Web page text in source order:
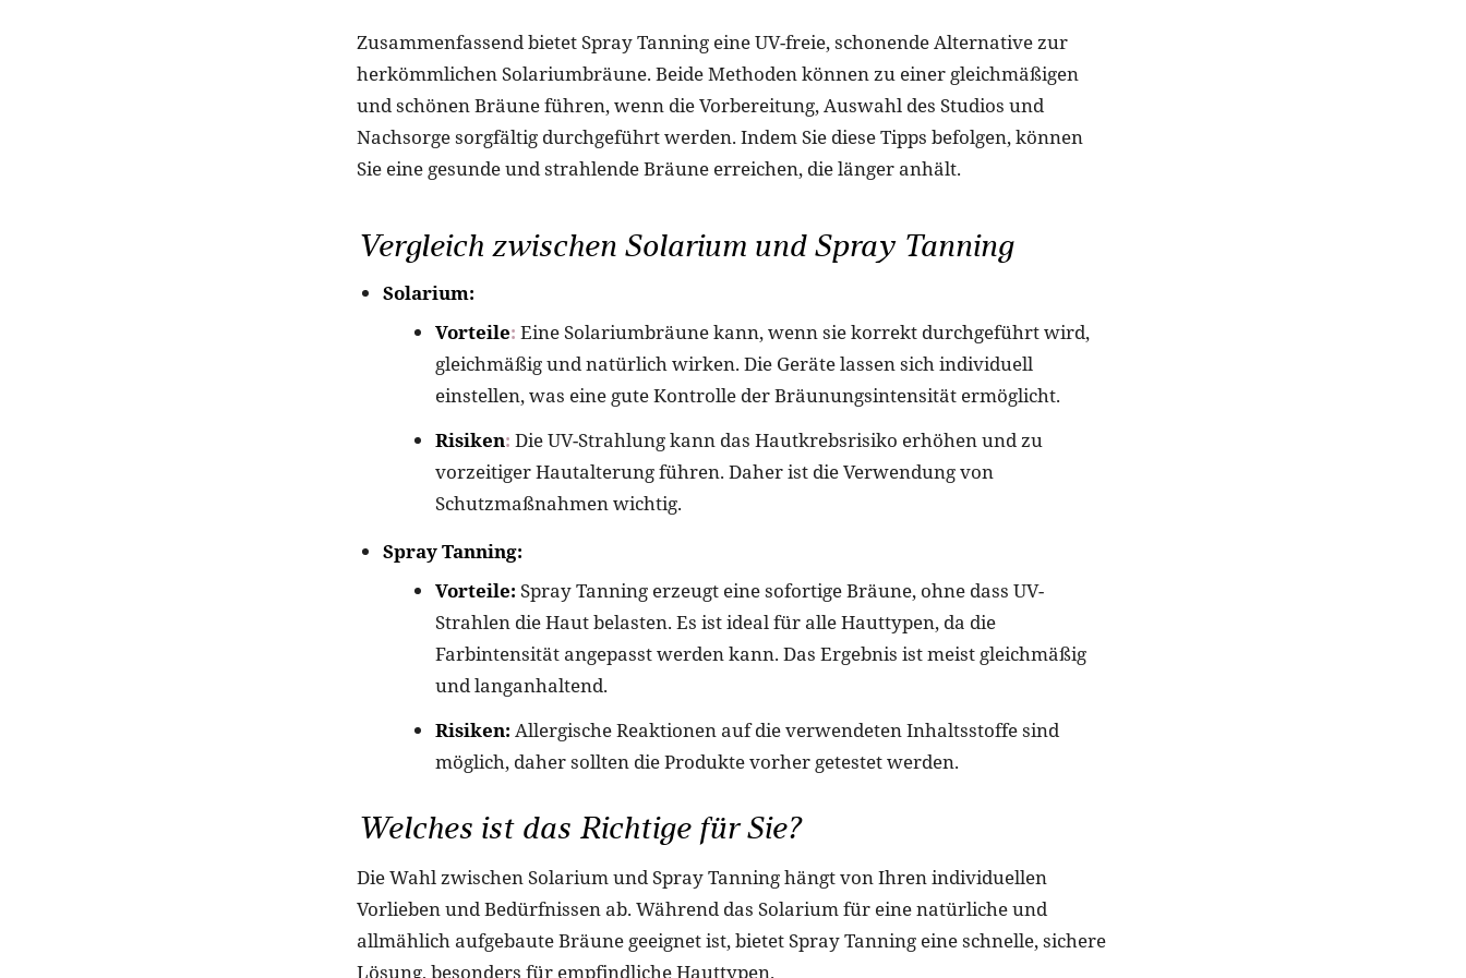
Zusammenfassend bietet Spray Tanning eine UV-freie, schonende Alternative zur
herkömmlichen Solariumbräune. Beide Methoden können zu einer gleichmäßigen
und schönen Bräune führen, wenn die Vorbereitung, Auswahl des Studios und
Nachsorge sorgfältig durchgeführt werden. Indem Sie diese Tipps befolgen, können
Sie eine gesunde und strahlende Bräune erreichen, die länger anhält.
Vergleich zwischen Solarium und Spray Tanning
Solarium:
Vorteile: Eine Solariumbräune kann, wenn sie korrekt durchgeführt wird,
gleichmäßig und natürlich wirken. Die Geräte lassen sich individuell
einstellen, was eine gute Kontrolle der Bräunungsintensität ermöglicht.
Risiken: Die UV-Strahlung kann das Hautkrebsrisiko erhöhen und zu
vorzeitiger Hautalterung führen. Daher ist die Verwendung von
Schutzmaßnahmen wichtig.
Spray Tanning:
Vorteile: Spray Tanning erzeugt eine sofortige Bräune, ohne dass UV-
Strahlen die Haut belasten. Es ist ideal für alle Hauttypen, da die
Farbintensität angepasst werden kann. Das Ergebnis ist meist gleichmäßig
und langanhaltend.
Risiken: Allergische Reaktionen auf die verwendeten Inhaltsstoffe sind
möglich, daher sollten die Produkte vorher getestet werden.
Welches ist das Richtige für Sie?
Die Wahl zwischen Solarium und Spray Tanning hängt von Ihren individuellen
Vorlieben und Bedürfnissen ab. Während das Solarium für eine natürliche und
allmählich aufgebaute Bräune geeignet ist, bietet Spray Tanning eine schnelle, sichere
Lösung, besonders für empfindliche Hauttypen.